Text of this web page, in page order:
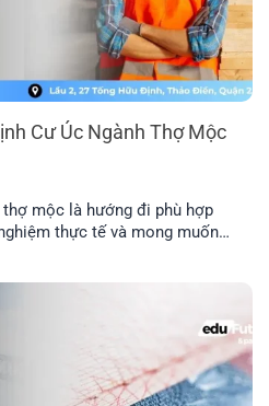
Cư Úc Ngành Thợ Mộc
mộc là hướng đi phù hợp
thực tế và mong muốn